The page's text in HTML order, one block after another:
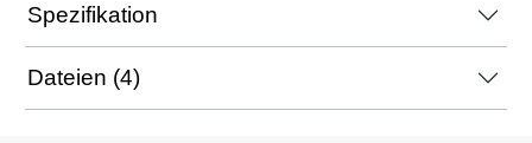
Spezifikation
Dateien (4)